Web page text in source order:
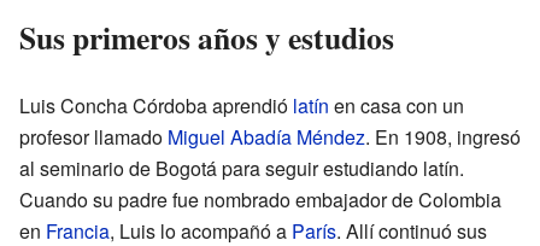
Sus primeros años y estudios
Luis Concha Córdoba aprendió latín en casa con un
profesor llamado Miguel Abadía Méndez. En 1908, ingresó
al seminario de Bogotá para seguir estudiando latín.
Cuando su padre fue nombrado embajador de Colombia
en Francia, Luis lo acompañó a París. Allí continuó sus